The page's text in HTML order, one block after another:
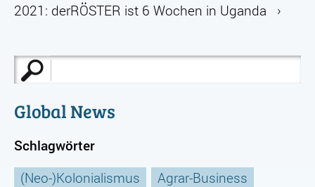
2021: derRÖSTER ist 6 Wochen in Uganda
›
Suche
nach:
Global News
Schlagwörter
(Neo-)Kolonialismus
Agrar-Business